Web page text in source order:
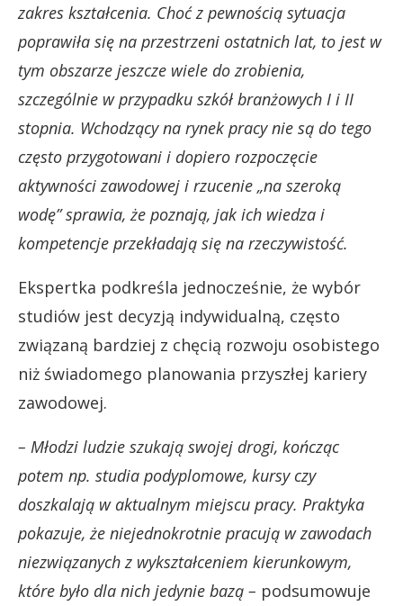
zakres kształcenia. Choć z pewnością sytuacja
poprawiła się na przestrzeni ostatnich lat, to jest w
tym obszarze jeszcze wiele do zrobienia,
szczególnie w przypadku szkół branżowych I i II
stopnia. Wchodzący na rynek pracy nie są do tego
często przygotowani i dopiero rozpoczęcie
aktywności zawodowej i rzucenie „na szeroką
wodę” sprawia, że poznają, jak ich wiedza i
kompetencje przekładają się na rzeczywistość.
Ekspertka podkreśla jednocześnie, że wybór
studiów jest decyzją indywidualną, często
związaną bardziej z chęcią rozwoju osobistego
niż świadomego planowania przyszłej kariery
zawodowej.
– Młodzi ludzie szukają swojej drogi, kończąc
potem np. studia podyplomowe, kursy czy
doszkalają w aktualnym miejscu pracy. Praktyka
pokazuje, że niejednokrotnie pracują w zawodach
niezwiązanych z wykształceniem kierunkowym,
które było dla nich jedynie bazą – podsumowuje